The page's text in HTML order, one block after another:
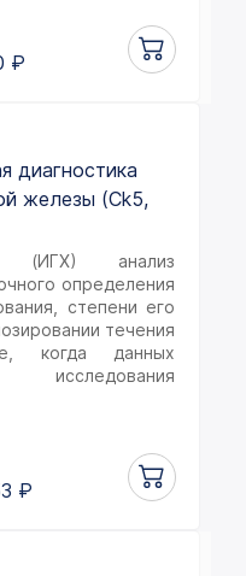
₽
диагностика
железы (Ck5,
(ИГХ) анализ
определения
степени его
течения
когда данных
₽